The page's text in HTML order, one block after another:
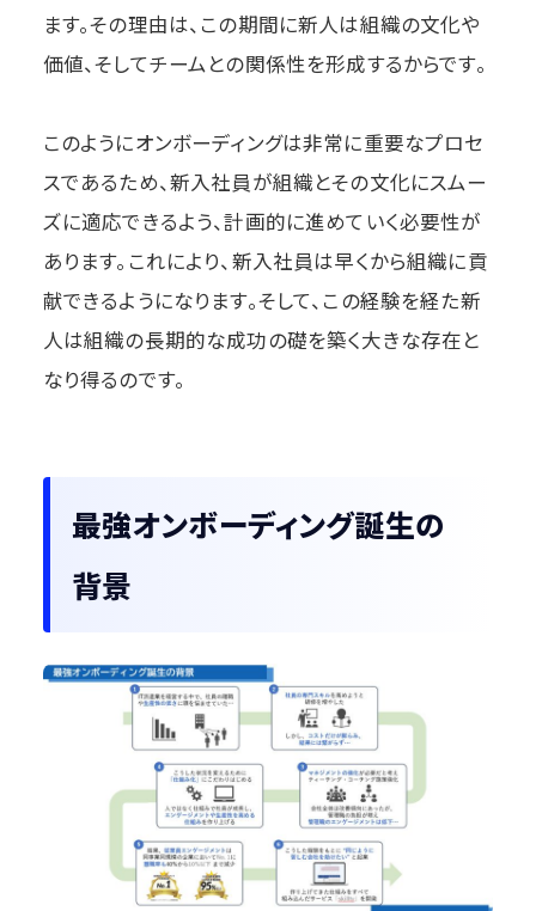
ます。その理由は、この期間に新人は組織の文化や
価値、そしてチームとの関係性を形成するからです。
このようにオンボーディングは非常に重要なプロセ
スであるため、新入社員が組織とその文化にスムー
ズに適応できるよう、計画的に進めていく必要性が
あります。これにより、新入社員は早くから組織に貢
献できるようになります。そして、この経験を経た新
人は組織の長期的な成功の礎を築く大きな存在と
なり得るのです。
最強オンボーディング誕生の
背景